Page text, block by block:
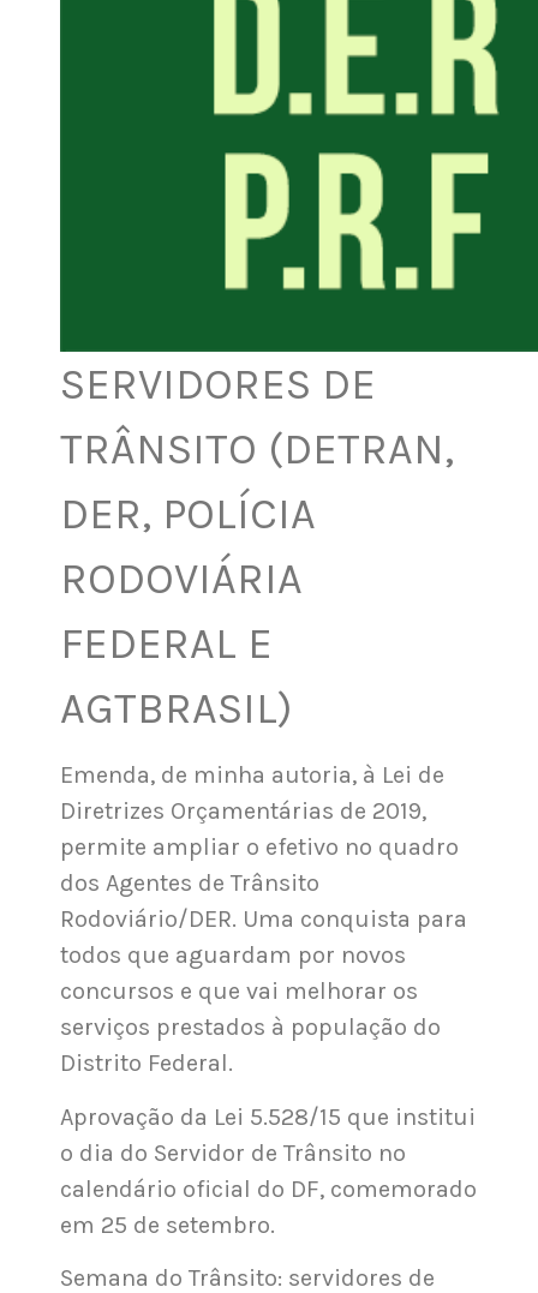
SERVIDORES DE
TRÂNSITO (DETRAN,
DER, POLÍCIA
RODOVIÁRIA
FEDERAL E
AGTBRASIL)
Emenda, de minha autoria, à Lei de
Diretrizes Orçamentárias de 2019,
permite ampliar o efetivo no quadro
dos Agentes de Trânsito
Rodoviário/DER. Uma conquista para
todos que aguardam por novos
concursos e que vai melhorar os
serviços prestados à população do
Distrito Federal.
Aprovação da Lei 5.528/15 que institui
o dia do Servidor de Trânsito no
calendário oficial do DF, comemorado
em 25 de setembro.
Semana do Trânsito: servidores de